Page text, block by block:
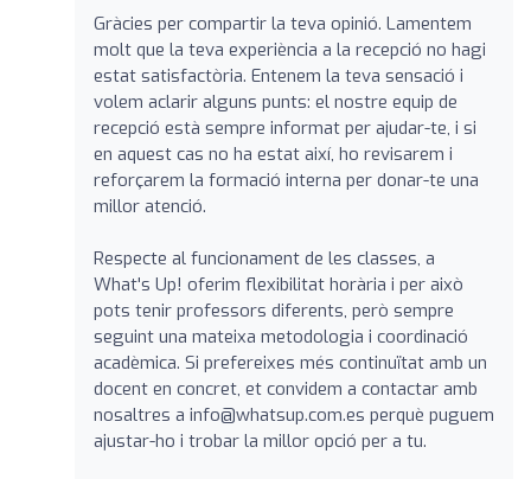
Gràcies per compartir la teva opinió. Lamentem
molt que la teva experiència a la recepció no hagi
estat satisfactòria. Entenem la teva sensació i
volem aclarir alguns punts: el nostre equip de
recepció està sempre informat per ajudar-te, i si
en aquest cas no ha estat així, ho revisarem i
reforçarem la formació interna per donar-te una
millor atenció.
Respecte al funcionament de les classes, a
What's Up! oferim flexibilitat horària i per això
pots tenir professors diferents, però sempre
seguint una mateixa metodologia i coordinació
acadèmica. Si prefereixes més continuïtat amb un
docent en concret, et convidem a contactar amb
nosaltres a info@whatsup.com.es perquè puguem
ajustar-ho i trobar la millor opció per a tu.